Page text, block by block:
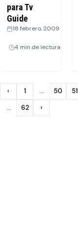
para Tv
Guide
18 febrero, 2009
4 min de lectura
Paginación
de
‹ Anterior
1 … 50 51
…
62 ›